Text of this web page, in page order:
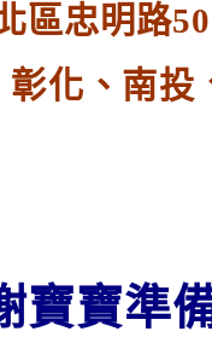
區忠明路
化、南
寶寶準